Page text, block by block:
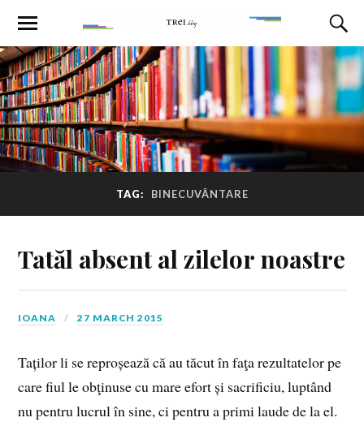
TAG: BINECUVÂNTARE
Tatăl absent al zilelor noastre
IOANA 27 MARCH 2015
Taților li se reproșează că au tăcut în faţa rezultatelor pe
care fiul le obţinuse cu mare efort și sacrificiu, luptând
nu pentru lucrul în sine, ci pentru a primi laude de la el.